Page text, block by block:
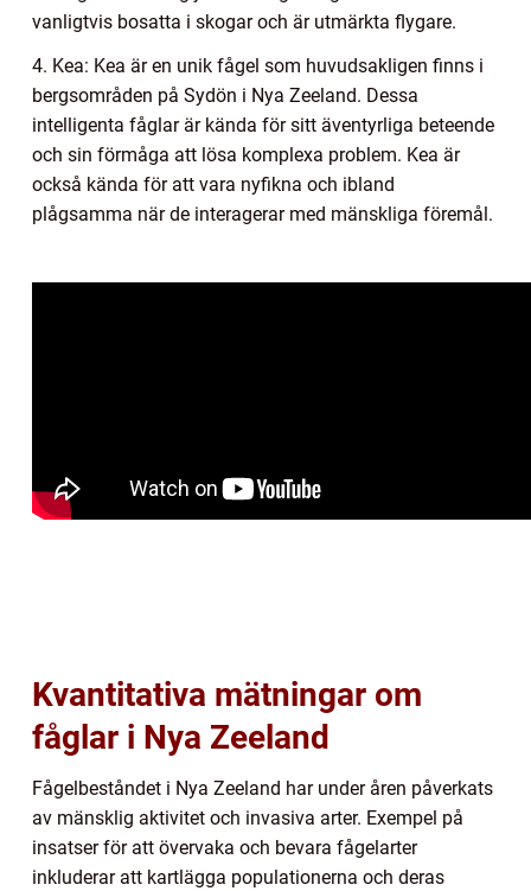
vanligtvis bosatta i skogar och är utmärkta flygare.
4. Kea: Kea är en unik fågel som huvudsakligen finns i
bergsområden på Sydön i Nya Zeeland. Dessa
intelligenta fåglar är kända för sitt äventyrliga beteende
och sin förmåga att lösa komplexa problem. Kea är
också kända för att vara nyfikna och ibland
plågsamma när de interagerar med mänskliga föremål.
Kvantitativa mätningar om
fåglar i Nya Zeeland
Fågelbeståndet i Nya Zeeland har under åren påverkats
av mänsklig aktivitet och invasiva arter. Exempel på
insatser för att övervaka och bevara fågelarter
inkluderar att kartlägga populationerna och deras